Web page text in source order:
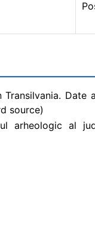
Transilvania.
source)
arheologic al